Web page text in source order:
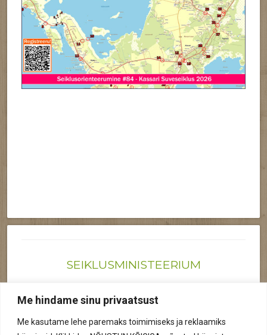
Me hindame sinu privaatsust
Me kasutame lehe paremaks toimimiseks ja reklaamiks
SEIKLUSMINISTEERIUM
Reg nr: 12041719
Privaatsuspoliitika